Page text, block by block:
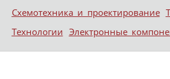
Схемотехника и проектирование
Технологии Электронные